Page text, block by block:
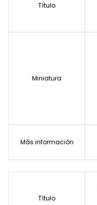
Título
Miniatura
Más información
Título